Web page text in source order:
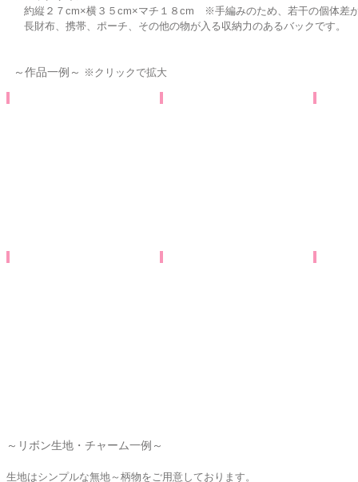
約縦２７cm×横３５cm×マチ１８cm ※手編みのため、若
長財布、携帯、ポーチ、その他の物が入る収納力のあるバックです。
～作品一例～ ※クリックで拡大
～リボン生地・チャーム一例～
生地はシンプルな無地～ 柄物をご用意しております。